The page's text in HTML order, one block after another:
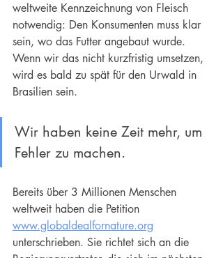
weltweite Kennzeichnung von Fleisch
notwendig: Den Konsumenten muss klar
sein, wo das Futter angebaut wurde.
Wenn wir das nicht kurzfristig umsetzen,
wird es bald zu spät für den Urwald in
Brasilien sein.
Wir haben keine Zeit mehr, um
Fehler zu machen.
Bereits über 3 Millionen Menschen
weltweit haben die Petition
www.globaldealfornature.org
unterschrieben. Sie richtet sich an die